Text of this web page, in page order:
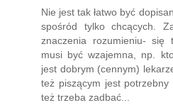
Nie jest tak łatwo być
spośród tylko chcących.
znaczenia rozumieniu-
musi być wzajemna, np.
jest dobrym (cennym)
też piszącym jest
też trzeba zadbać...